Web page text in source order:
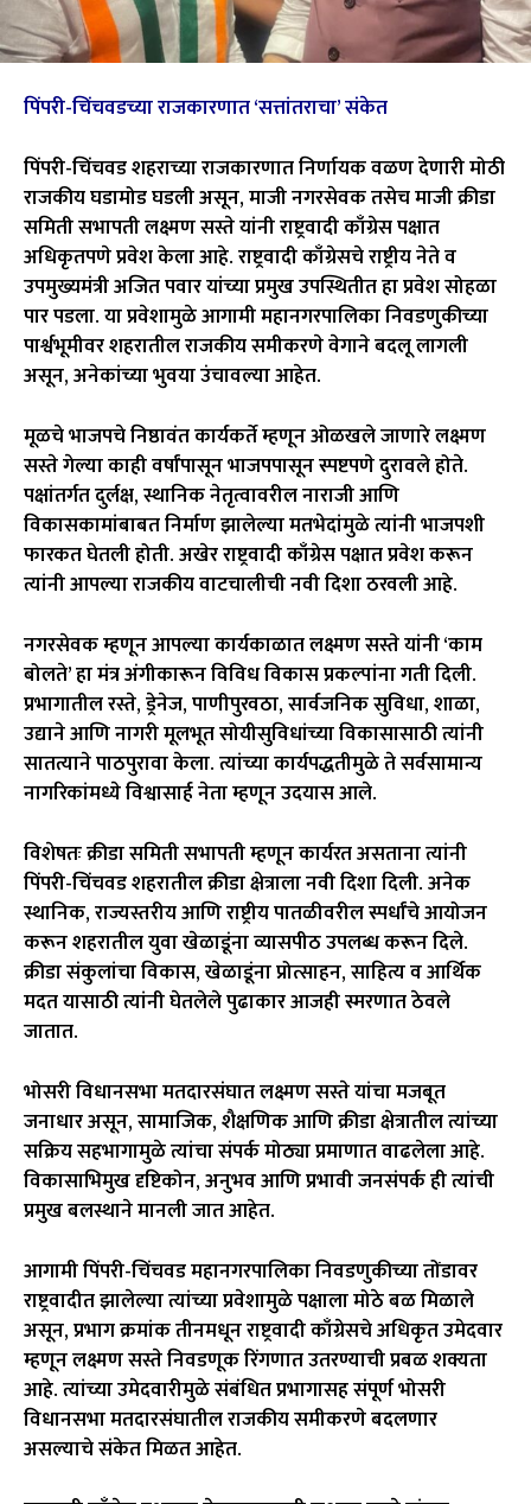
पिंपरी-चिंचवडच्या राजकारणात ‘सत्तांतराचा’ संकेत
पिंपरी-चिंचवड शहराच्या राजकारणात निर्णायक वळण देणारी मोठी
राजकीय घडामोड घडली असून, माजी नगरसेवक तसेच माजी क्रीडा
समिती सभापती लक्ष्मण सस्ते यांनी राष्ट्रवादी काँग्रेस पक्षात
अधिकृतपणे प्रवेश केला आहे. राष्ट्रवादी काँग्रेसचे राष्ट्रीय नेते व
उपमुख्यमंत्री अजित पवार यांच्या प्रमुख उपस्थितीत हा प्रवेश सोहळा
पार पडला. या प्रवेशामुळे आगामी महानगरपालिका निवडणुकीच्या
पार्श्वभूमीवर शहरातील राजकीय समीकरणे वेगाने बदलू लागली
असून, अनेकांच्या भुवया उंचावल्या आहेत.
मूळचे भाजपचे निष्ठावंत कार्यकर्ते म्हणून ओळखले जाणारे लक्ष्मण
सस्ते गेल्या काही वर्षांपासून भाजपपासून स्पष्टपणे दुरावले होते.
पक्षांतर्गत दुर्लक्ष, स्थानिक नेतृत्वावरील नाराजी आणि
विकासकामांबाबत निर्माण झालेल्या मतभेदांमुळे त्यांनी भाजपशी
फारकत घेतली होती. अखेर राष्ट्रवादी काँग्रेस पक्षात प्रवेश करून
त्यांनी आपल्या राजकीय वाटचालीची नवी दिशा ठरवली आहे.
नगरसेवक म्हणून आपल्या कार्यकाळात लक्ष्मण सस्ते यांनी ‘काम
बोलते’ हा मंत्र अंगीकारून विविध विकास प्रकल्पांना गती दिली.
प्रभागातील रस्ते, ड्रेनेज, पाणीपुरवठा, सार्वजनिक सुविधा, शाळा,
उद्याने आणि नागरी मूलभूत सोयीसुविधांच्या विकासासाठी त्यांनी
सातत्याने पाठपुरावा केला. त्यांच्या कार्यपद्धतीमुळे ते सर्वसामान्य
नागरिकांमध्ये विश्वासार्ह नेता म्हणून उदयास आले.
विशेषतः क्रीडा समिती सभापती म्हणून कार्यरत असताना त्यांनी
पिंपरी-चिंचवड शहरातील क्रीडा क्षेत्राला नवी दिशा दिली. अनेक
स्थानिक, राज्यस्तरीय आणि राष्ट्रीय पातळीवरील स्पर्धांचे आयोजन
करून शहरातील युवा खेळाडूंना व्यासपीठ उपलब्ध करून दिले.
क्रीडा संकुलांचा विकास, खेळाडूंना प्रोत्साहन, साहित्य व आर्थिक
मदत यासाठी त्यांनी घेतलेले पुढाकार आजही स्मरणात ठेवले
जातात.
भोसरी विधानसभा मतदारसंघात लक्ष्मण सस्ते यांचा मजबूत
जनाधार असून, सामाजिक, शैक्षणिक आणि क्रीडा क्षेत्रातील त्यांच्या
सक्रिय सहभागामुळे त्यांचा संपर्क मोठ्या प्रमाणात वाढलेला आहे.
विकासाभिमुख दृष्टिकोन, अनुभव आणि प्रभावी जनसंपर्क ही त्यांची
प्रमुख बलस्थाने मानली जात आहेत.
आगामी पिंपरी-चिंचवड महानगरपालिका निवडणुकीच्या तोंडावर
राष्ट्रवादीत झालेल्या त्यांच्या प्रवेशामुळे पक्षाला मोठे बळ मिळाले
असून, प्रभाग क्रमांक तीनमधून राष्ट्रवादी काँग्रेसचे अधिकृत उमेदवार
म्हणून लक्ष्मण सस्ते निवडणूक रिंगणात उतरण्याची प्रबळ शक्यता
आहे. त्यांच्या उमेदवारीमुळे संबंधित प्रभागासह संपूर्ण भोसरी
विधानसभा मतदारसंघातील राजकीय समीकरणे बदलणार
असल्याचे संकेत मिळत आहेत.